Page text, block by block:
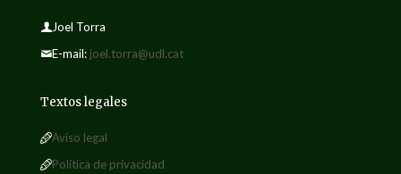
Joel Torra
E-mail: joel.torra@udl.cat
Textos legales
Aviso legal
Política de privacidad